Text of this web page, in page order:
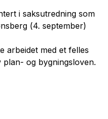
i saksutredning som
(4. september)
arbeidet med et felles
og bygningsloven.